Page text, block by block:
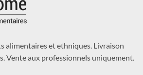
alimentaires et ethniques. Livraison
Vente aux professionnels uniquement.